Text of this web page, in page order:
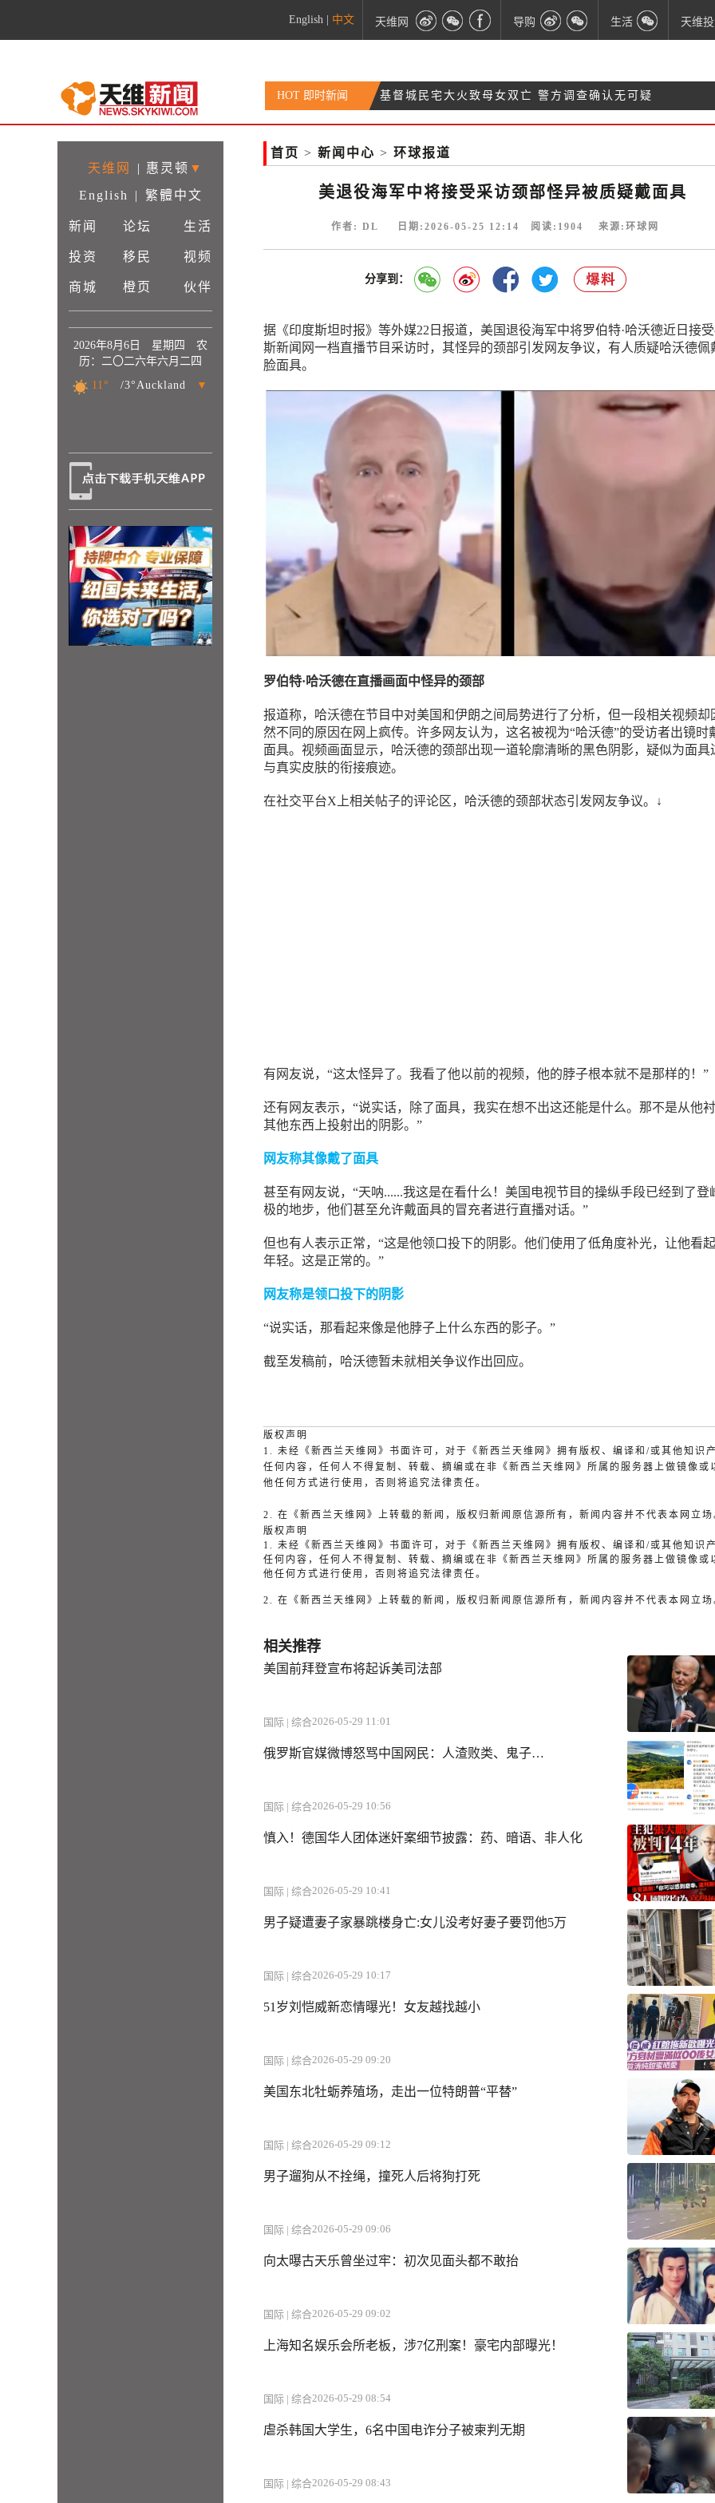
English 中文 天维网 导购 生活 天维
HOT 即时新闻
基督城民宅大火致母女双亡 警方调查确认无可疑
【财算日·滚动更新】$2.75亿！新西兰加强外交和对
外援助计划
天维网 | 惠灵顿 ▼
English
| 繁體中文
新闻 论坛 生活
投资 移民 视频
商城 橙页 伙伴
2026年8月6日 星期四 农
历：二〇二六年六月二四
11°
/3°Auckland ▼
首页 > 新闻中心 > 环球报道
美退役海军中将接受采访颈部怪异被质疑戴面具
作者: DL 日期:2026-05-25 12:14 阅读: 1904 来源:环球网
分享到：
据《印度斯坦时报》等外媒22日报道，美国退役海军中将罗伯特·哈沃德近日接
斯新闻网一档直播节目采访时，其怪异的颈部引发网友争议，有人质疑哈沃德佩
脸面具。
罗伯特·哈沃德在直播画面中怪异的颈部
报道称，哈沃德在节目中对美国和伊朗之间局势进行了分析，但一段相关视频却
然不同的原因在网上疯传。许多网友认为，这名被视为“哈沃德”的受访者出镜时
面具。视频画面显示，哈沃德的颈部出现一道轮廓清晰的黑色阴影，疑似为面具
与真实皮肤的衔接痕迹。
在社交平台X上相关帖子的评论区，哈沃德的颈部状态引发网友争议。↓
有网友说，“这太怪异了。我看了他以前的视频，他的脖子根本就不是那样的！”
还有网友表示，“说实话，除了面具，我实在想不出这还能是什么。那不是从他
其他东西上投射出的阴影。”
网友称其像戴了面具
甚至有网友说，“天呐......我这是在看什么！美国电视节目的操纵手段已经到了登
极的地步，他们甚至允许戴面具的冒充者进行直播对话。”
但也有人表示正常，“这是他领口投下的阴影。他们使用了低角度补光，让他看
年轻。这是正常的。”
网友称是领口投下的阴影
“说实话，那看起来像是他脖子上什么东西的影子。”
截至发稿前，哈沃德暂未就相关争议作出回应。
版权声明
1. 未经《新西兰天维网》书面许可，对于《新西兰天维网》拥有版权、编译和/或其他知识
任何内容，任何人不得复制、转载、摘编或在非《新西兰天维网》所属的服务器上做镜像或
他任何方式进行使用，否则将追究法律责任。
2. 在《新西兰天维网》上转载的新闻，版权归新闻原信源所有，新闻内容并不代表本网立场
版权声明
1. 未经《新西兰天维网》书面许可，对于《新西兰天维网》拥有版权、编译和/或其他知识
任何内容，任何人不得复制、转载、摘编或在非《新西兰天维网》所属的服务器上做镜像或
他任何方式进行使用，否则将追究法律责任。
2. 在《新西兰天维网》上转载的新闻，版权归新闻原信源所有，新闻内容并不代表本网立场
相关推荐
美国前拜登宣布将起诉美司法部
国际 | 综合2026-05-29 11:01
俄罗斯官媒微博怒骂中国网民：人渣败类、鬼子…
国际 | 综合2026-05-29 10:56
慎入！德国华人团体迷奸案细节披露：药、暗语、非人化
国际 | 综合2026-05-29 10:41
男子疑遭妻子家暴跳楼身亡:女儿没考好妻子要罚他5万
国际 | 综合2026-05-29 10:17
51岁刘恺威新恋情曝光！女友越找越小
国际 | 综合2026-05-29 09:20
美国东北牡蛎养殖场，走出一位特朗普“平替”
国际 | 综合2026-05-29 09:12
男子遛狗从不拴绳，撞死人后将狗打死
国际 | 综合2026-05-29 09:06
向太曝古天乐曾坐过牢：初次见面头都不敢抬
国际 | 综合2026-05-29 09:02
上海知名娱乐会所老板，涉7亿刑案！豪宅内部曝光！
国际 | 综合2026-05-29 08:54
虐杀韩国大学生，6名中国电诈分子被柬判无期
国际 | 综合2026-05-29 08:43